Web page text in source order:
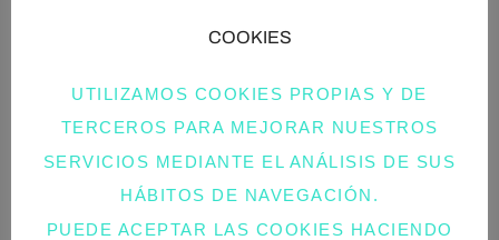
¡OFERTA!
COOKIES
UTILIZAMOS COOKIES PROPIAS Y DE
TERCEROS PARA MEJORAR NUESTROS
SERVICIOS MEDIANTE EL ANÁLISIS DE SUS
HÁBITOS DE NAVEGACIÓN.
PUEDE ACEPTAR LAS COOKIES HACIENDO